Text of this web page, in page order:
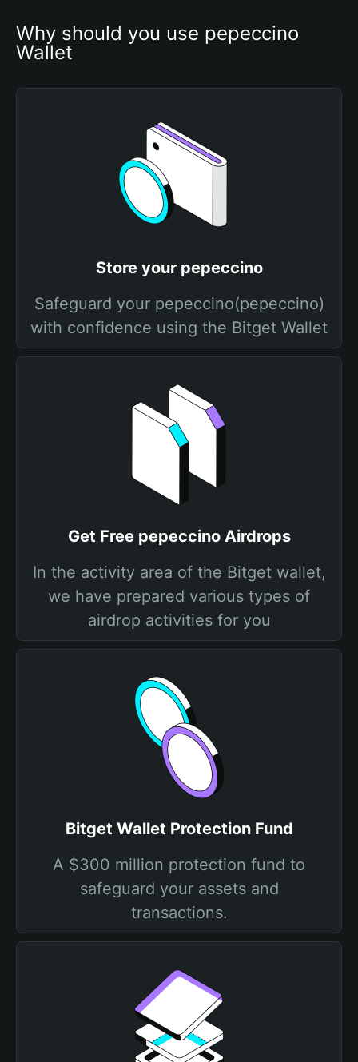
Why should you use pepeccino
Wallet
Store your pepeccino
Safeguard your pepeccino(pepeccino)
with confidence using the Bitget Wallet
Get Free pepeccino Airdrops
In the activity area of the Bitget wallet,
we have prepared various types of
airdrop activities for you
Bitget Wallet Protection Fund
A $300 million protection fund to
safeguard your assets and
transactions.